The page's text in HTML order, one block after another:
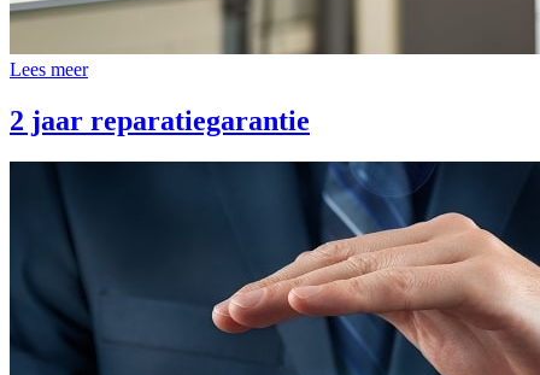
Lees meer
2 jaar reparatiegarantie